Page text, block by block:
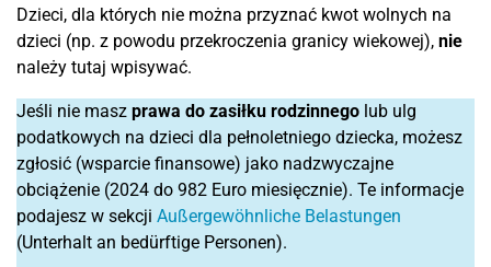
Dzieci, dla których nie można przyznać kwot wolnych na
dzieci (np. z powodu przekroczenia granicy wiekowej), nie
należy tutaj wpisywać.
Jeśli nie masz prawa do zasiłku rodzinnego lub ulg
podatkowych na dzieci dla pełnoletniego dziecka, możesz
zgłosić (wsparcie finansowe) jako nadzwyczajne
obciążenie (2024 do 982 Euro miesięcznie). Te informacje
podajesz w sekcji Außergewöhnliche Belastungen
(Unterhalt an bedürftige Personen).